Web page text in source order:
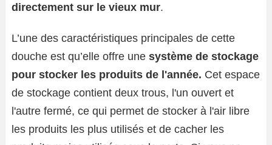
directement sur le vieux mur.
L’une des caractéristiques principales de cette
douche est qu’elle offre une système de stockage
pour stocker les produits de l'année. Cet espace
de stockage contient deux trous, l'un ouvert et
l'autre fermé, ce qui permet de stocker à l'air libre
les produits les plus utilisés et de cacher les